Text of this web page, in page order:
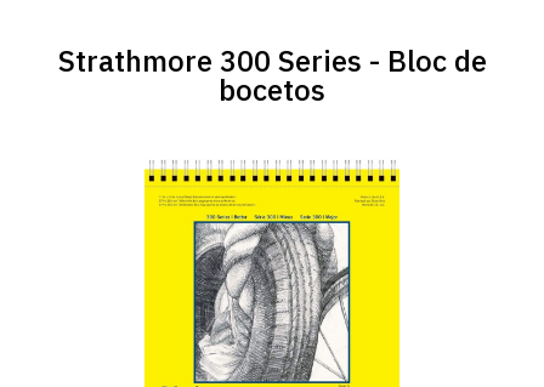
Strathmore 300 Series - Bloc de
bocetos